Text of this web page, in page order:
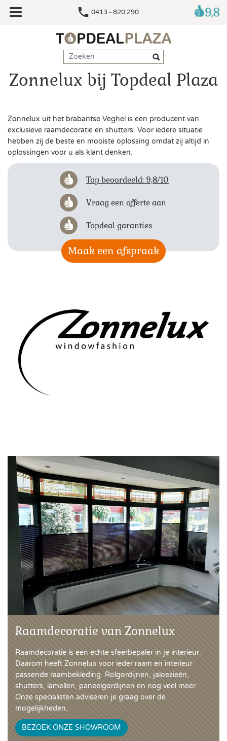
0413 - 820 290
Zonnelux bij Topdeal Plaza
Zonnelux uit het brabantse Veghel is een producent van
exclusieve raamdecoratie en shutters. Voor iedere situatie
hebben zij de beste en mooiste oplossing omdat zij altijd in
oplossingen voor u als klant denken.
Top beoordeeld: 9,8/10
Vraag een offerte aan
Topdeal garanties
Maak een afspraak
Raamdecoratie van Zonnelux
Raamdecoratie is een echte sfeerbepaler in je interieur.
Daarom heeft Zonnelux voor ieder raam en interieur
passende raambekleding. Rolgordijnen, jaloezieën,
shutters, lamellen, paneelgordijnen en nog veel meer.
Onze specialisten adviseren je graag over de
mogelijkheden.
BEZOEK ONZE SHOWROOM